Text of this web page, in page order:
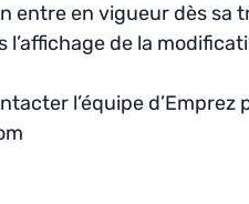
entre en vigueur dès sa
l’affichage de la
l’équipe